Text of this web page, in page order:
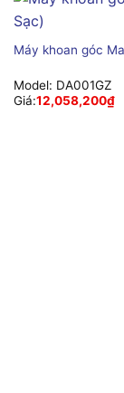
Máy khoan góc
Model: DA001GZ
Giá:12,058,200₫